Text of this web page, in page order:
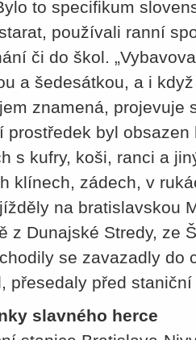
to specifikum
používali ranní
či do škol.
a šedesátkou, a i
znamená, projevuje
prostředek byl
s kufry, koši, ranci a
klínech, zádech, v
na bratislavskou
z Dunajské Stredy, ze
se zavazadly do
přesedaly před
slavného herce